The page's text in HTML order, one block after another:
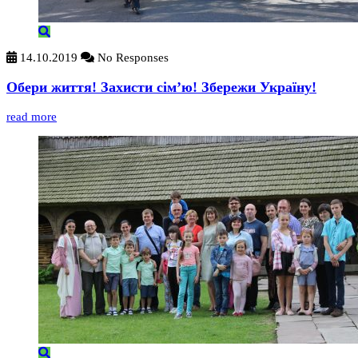
14.10.2019 No Responses
Обери життя! Захисти сім’ю! Збережи Україну!
read more